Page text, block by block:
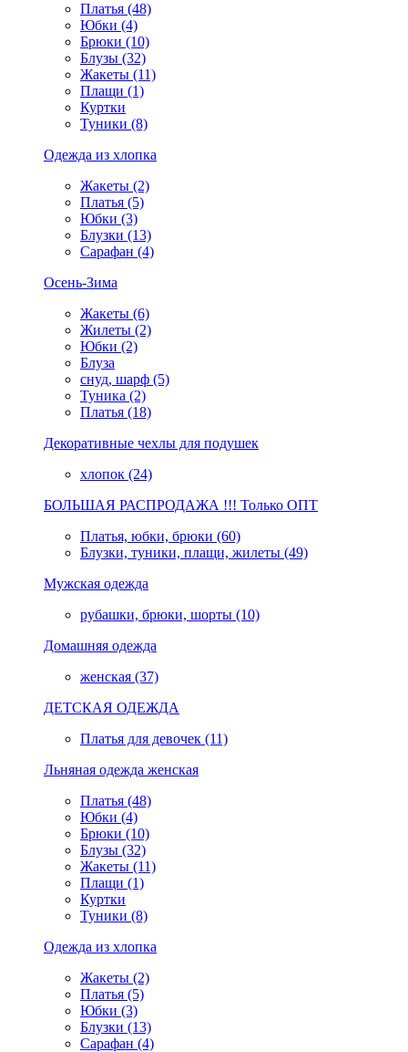
Платья (48)
Юбки (4)
Брюки (10)
Блузы (32)
Жакеты (11)
Плащи (1)
Куртки
Туники (8)
Одежда из хлопка
Жакеты (2)
Платья (5)
Юбки (3)
Блузки (13)
Сарафан (4)
Осень-Зима
Жакеты (6)
Жилеты (2)
Юбки (2)
Блуза
снуд, шарф (5)
Туника (2)
Платья (18)
Декоративные чехлы для подушек
хлопок (24)
БОЛЬШАЯ РАСПРОДАЖА !!! Только ОПТ
Платья, юбки, брюки (60)
Блузки, туники, плащи, жилеты (49)
Мужская одежда
рубашки, брюки, шорты (10)
Домашняя одежда
женская (37)
ДЕТСКАЯ ОДЕЖДА
Платья для девочек (11)
Льняная одежда женская
Платья (48)
Юбки (4)
Брюки (10)
Блузы (32)
Жакеты (11)
Плащи (1)
Куртки
Туники (8)
Одежда из хлопка
Жакеты (2)
Платья (5)
Юбки (3)
Блузки (13)
Сарафан (4)